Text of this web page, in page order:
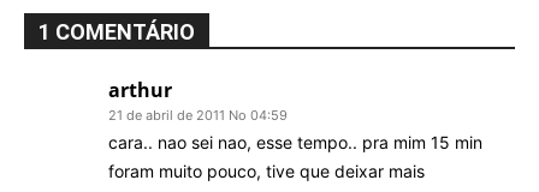
1 COMENTÁRIO
arthur
21 de abril de 2011 No 04:59
cara.. nao sei nao, esse tempo.. pra mim 15 min
foram muito pouco, tive que deixar mais